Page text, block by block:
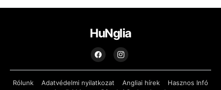
HuNglia
Rólunk Adatvédelmi nyilatkozat Angliai hírek
Hasznos Infó